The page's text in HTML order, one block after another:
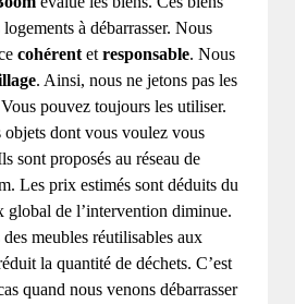
à débarrasser. Nous
cohérentet responsable. Nous
. Ainsi, nous ne jetons pas les
pouvez toujours les utiliser.
objets dont vous voulez vous
sont proposés au réseau de
Les prix estimés sont déduits du
de l’intervention diminue.
meubles réutilisables aux
la quantité de déchets. C’est
quand nous venons débarrasser